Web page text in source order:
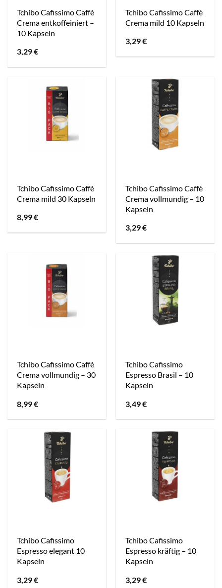
Tchibo Cafissimo Caffè
Crema entkoffeiniert –
10 Kapseln
3,29€
Tchibo Cafissimo Caffè
Crema mild 10 Kapseln
3,29€
Tchibo Cafissimo Caffè
Crema mild 30 Kapseln
8,99€
Tchibo Cafissimo Caffè
Crema vollmundig – 10
Kapseln
3,29€
Tchibo Cafissimo Caffè
Crema vollmundig – 30
Kapseln
8,99€
Tchibo Cafissimo
Espresso Brasil – 10
Kapseln
3,49€
Tchibo Cafissimo
Espresso elegant 10
Kapseln
3,29€
Tchibo Cafissimo
Espresso kräftig – 10
Kapseln
3,29€